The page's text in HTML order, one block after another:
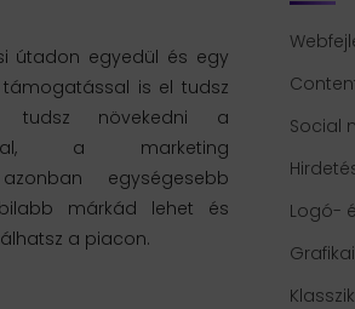
útadon egyedül és egy
támogatással is el tudsz
tudsz növekedni a
a marketing
egységesebb
márkád lehet és
a piacon.
Social
Logó-